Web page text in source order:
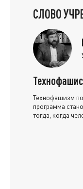
СЛОВО
Технофашизм
программа
тогда, когда